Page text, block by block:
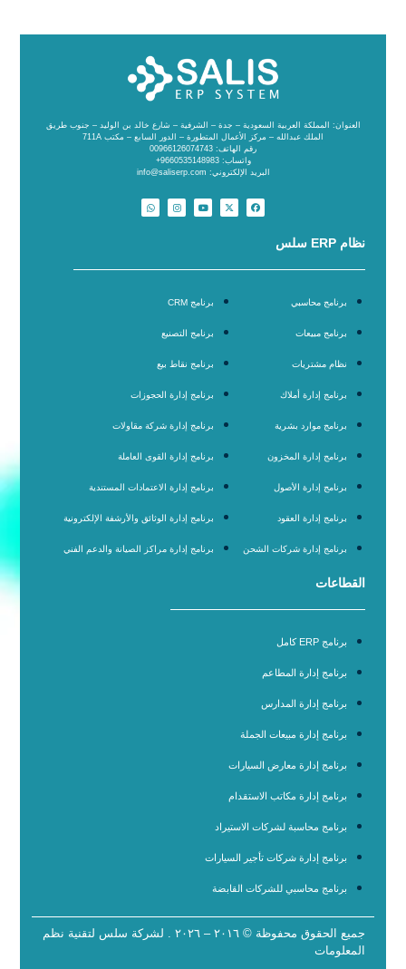
العنوان: المملكة العربية السعودية – جدة – الشرفية – شارع خالد بن الوليد – جنوب طريق
الملك عبدالله – مركز الأعمال المتطورة – الدور السابع – مكتب 711A
رقم الهاتف: 00966126074743
واتساب: 9660535148983+
البريد الإلكتروني: info@saliserp.com
نظام ERP سلس
برنامج محاسبي
برنامج مبيعات
نظام مشتريات
برنامج إدارة أملاك
برنامج موارد بشرية
برنامج إدارة المخزون
برنامج إدارة الأصول
برنامج إدارة العقود
برنامج إدارة شركات الشحن
برنامج CRM
برنامج التصنيع
برنامج نقاط بيع
برنامج إدارة الحجوزات
برنامج إدارة شركة مقاولات
برنامج إدارة القوى العاملة
برنامج إدارة الاعتمادات المستندية
برنامج إدارة الوثائق والأرشفة الإلكترونية
برنامج إدارة مراكز الصيانة والدعم الفني
القطاعات
برنامج ERP كامل
برنامج إدارة المطاعم
برنامج إدارة المدارس
برنامج إدارة مبيعات الجملة
برنامج إدارة معارض السيارات
برنامج إدارة مكاتب الاستقدام
برنامج محاسبة لشركات الاستيراد
برنامج إدارة شركات تأجير السيارات
برنامج محاسبي للشركات القابضة
جميع الحقوق محفوظة © ٢٠١٦ – ٢٠٢٦ . لشركة سلس لتقنية نظم
المعلومات